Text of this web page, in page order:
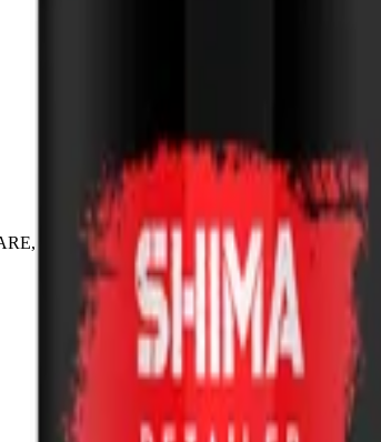
500 мл, Shima